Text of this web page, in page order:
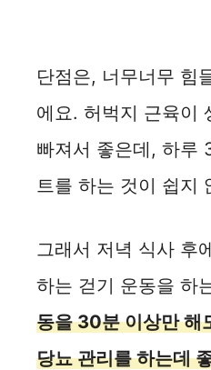
단점은, 너무너무 힘
에요. 허벅지 근육이
빠져서 좋은데, 하루
트를 하는 것이 쉽지
그래서 저녁 식사 후
하는 걷기 운동을 하
동을 30분 이상만 해
당뇨 관리를 하는데